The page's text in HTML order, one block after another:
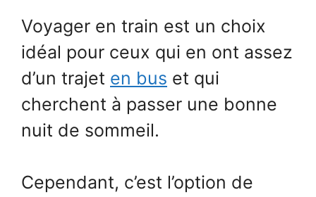
Voyager en train est un choix
idéal pour ceux qui en ont assez
d’un trajet en bus et qui
cherchent à passer une bonne
nuit de sommeil.
Cependant, c’est l’option de